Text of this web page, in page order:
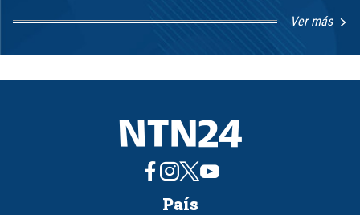
Ver más
1
8
País